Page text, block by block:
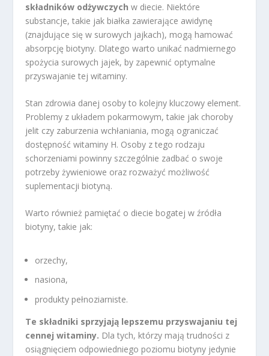
składników odżywczych w diecie. Niektóre
substancje, takie jak białka zawierające awidynę
(znajdujące się w surowych jajkach), mogą hamować
absorpcję biotyny. Dlatego warto unikać nadmiernego
spożycia surowych jajek, by zapewnić optymalne
przyswajanie tej witaminy.
Stan zdrowia danej osoby to kolejny kluczowy element.
Problemy z układem pokarmowym, takie jak choroby
jelit czy zaburzenia wchłaniania, mogą ograniczać
dostępność witaminy H. Osoby z tego rodzaju
schorzeniami powinny szczególnie zadbać o swoje
potrzeby żywieniowe oraz rozważyć możliwość
suplementacji biotyną.
Warto również pamiętać o diecie bogatej w źródła
biotyny, takie jak:
orzechy,
nasiona,
produkty pełnoziarniste.
Te składniki sprzyjają lepszemu przyswajaniu tej
cennej witaminy. Dla tych, którzy mają trudności z
osiągnięciem odpowiedniego poziomu biotyny jedynie